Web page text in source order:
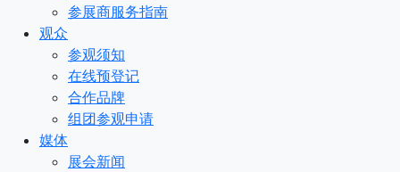
参展商服务指南
观众
参观须知
在线预登记
合作品牌
组团参观申请
媒体
展会新闻